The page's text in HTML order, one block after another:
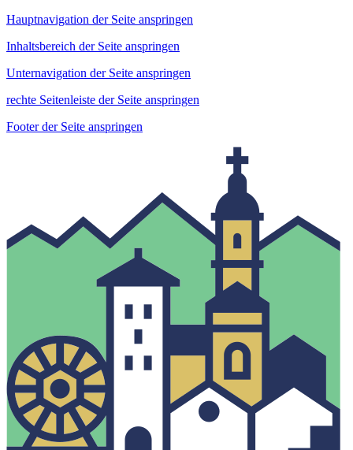
Hauptnavigation der Seite anspringen
Inhaltsbereich der Seite anspringen
Unternavigation der Seite anspringen
rechte Seitenleiste der Seite anspringen
Footer der Seite anspringen